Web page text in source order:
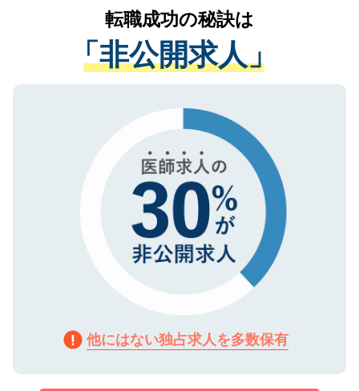
は、個人情報の取り扱いについての厳密な
管理基準を満たした事業者のみに付与され
る、プライバシーマークを取得済みです。
で、機密保持に関してもご安心ください。
かがいして、現在の医療機関の状況や紹介
経験をまじえながら、適切なアドバイスを
させていただきます。すぐにご転職をされ
ない方には、長期的なサポートが可能です
ので、まずはご登録ください。
転職成功の秘訣は
「非公開求人」
他にはない独占求人を多数保有